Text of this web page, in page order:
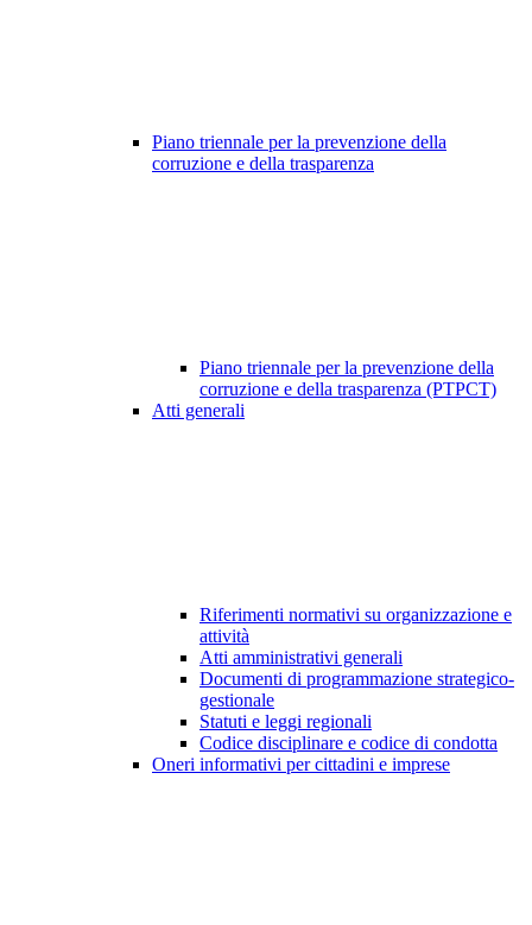
Piano triennale per la prevenzione della
corruzione e della trasparenza
Piano triennale per la prevenzione della
corruzione e della trasparenza (PTPCT)
Atti generali
Riferimenti normativi su organizzazione e
attività
Atti amministrativi generali
Documenti di programmazione strategico-
gestionale
Statuti e leggi regionali
Codice disciplinare e codice di condotta
Oneri informativi per cittadini e imprese